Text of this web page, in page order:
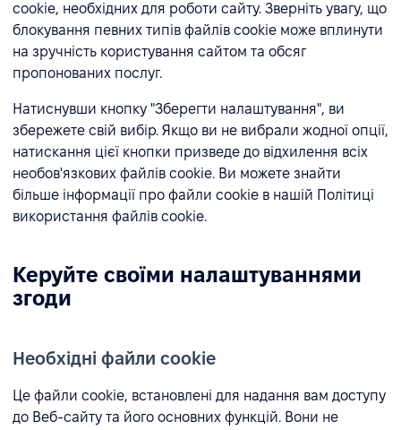
cookie, необхідних для роботи сайту. Зверніть увагу, що
блокування певних типів файлів cookie може вплинути
на зручність користування сайтом та обсяг
пропонованих послуг.
Натиснувши кнопку "Зберегти налаштування", ви
збережете свій вибір. Якщо ви не вибрали жодної опції,
натискання цієї кнопки призведе до відхилення всіх
необов'язкових файлів cookie. Ви можете знайти
більше інформації про файли cookie в нашій Політиці
використання файлів cookie.
Керуйте своїми налаштуваннями
згоди
Необхідні файли cookie
Це файли cookie, встановлені для надання вам доступу
до Веб-сайту та його основних функцій. Вони не